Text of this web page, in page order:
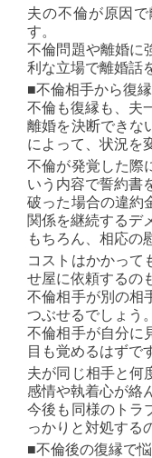
夫の不倫が原因
す。
不倫問題や離婚に
利な立場で離婚話
■不倫相手から復
不倫も復縁も、夫
離婚を決断できな
によって、状況を
不倫が発覚した際
いう内容で誓約書
破った場合の違約
関係を継続するデ
もちろん、相応の
コストはかかって
せ屋に依頼するの
不倫相手が別の相
つぶせるでしょう。
不倫相手が自分に
目も覚めるはずで
夫が同じ相手と何
感情や執着心が絡
今後も同様のトラ
っかりと対処する
■不倫後の復縁で